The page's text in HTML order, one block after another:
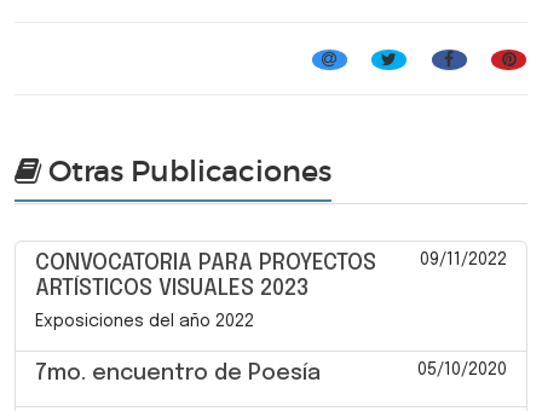
Otras Publicaciones
CONVOCATORIA PARA PROYECTOS
ARTÍSTICOS VISUALES 2023
09/11/2022
Exposiciones del año 2022
7mo. encuentro de Poesía 05/10/2020